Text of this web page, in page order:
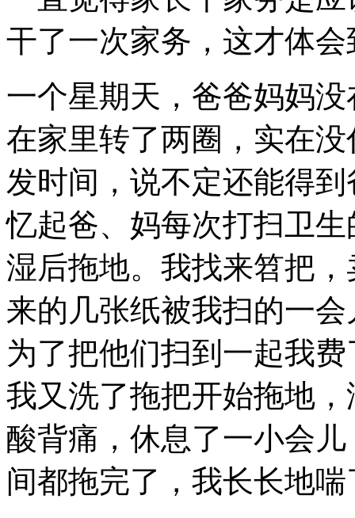
干了一次家务，这才体
一个星期天，爸爸妈妈
在家里转了两圈，实在
发时间，说不定还能得
忆起爸、妈每次打扫卫
湿后拖地。我找来笤把
来的几张纸被我扫的一
为了把他们扫到一起我
我又洗了拖把开始拖地
酸背痛，休息了一小会
间都拖完了，我长长地